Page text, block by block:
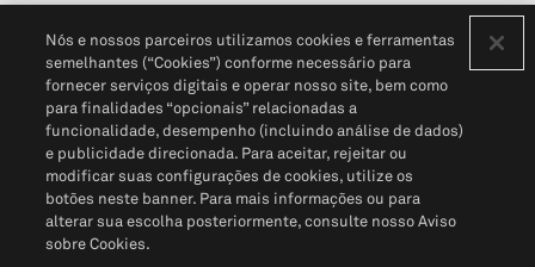
Política de PrivacidadePortal de privacidade do cliente (em inglês)
Não Venda Minhas Informações Pessoais© 2026 S&P Global
Nós e nossos parceiros utilizamos cookies e ferramentas
semelhantes (“Cookies”) conforme necessário para
fornecer serviços digitais e operar nosso site, bem como
para finalidades “opcionais” relacionadas a
funcionalidade, desempenho (incluindo análise de dados)
e publicidade direcionada. Para aceitar, rejeitar ou
modificar suas configurações de cookies, utilize os
botões neste banner. Para mais informações ou para
alterar sua escolha posteriormente, consulte nosso Aviso
sobre Cookies.